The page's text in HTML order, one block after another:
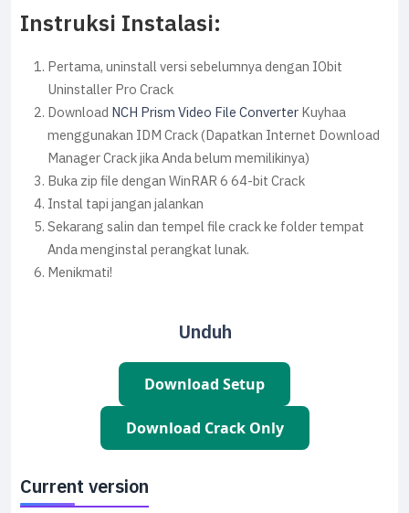
Instruksi Instalasi:
Pertama, uninstall versi sebelumnya dengan IObit
Uninstaller Pro Crack
Download NCH Prism Video File ConverterKuyhaa
menggunakan IDM Crack (Dapatkan Internet Download
Manager Crack jika Anda belum memilikinya)
Buka zip file dengan WinRAR 6 64-bit Crack
Instal tapi jangan jalankan
Sekarang salin dan tempel file crack ke folder tempat
Anda menginstal perangkat lunak.
Menikmati!
Unduh
Download Setup
Download Crack Only
Current version